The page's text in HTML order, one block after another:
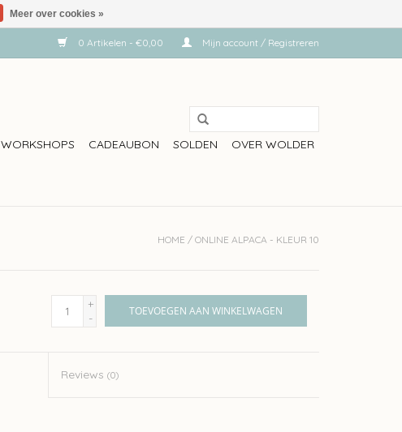
0 Artikelen - €0,00 Mijn account / Registreren
WORKSHOPS CADEAUBON SOLDEN OVER WOLDER
HOME / ONLINE ALPACA - KLEUR 10
+
-
TOEVOEGEN AAN WINKELWAGEN
Reviews(0)
Meer over cookies »